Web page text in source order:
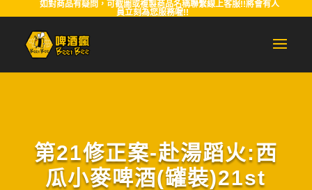
如對商品有疑問，可截圖或複製商品名稱聯繫線上客服!!將會有人
員立刻為您服務喔!!
第21修正案-赴湯蹈火:西
瓜小麥啤酒(罐裝)21st